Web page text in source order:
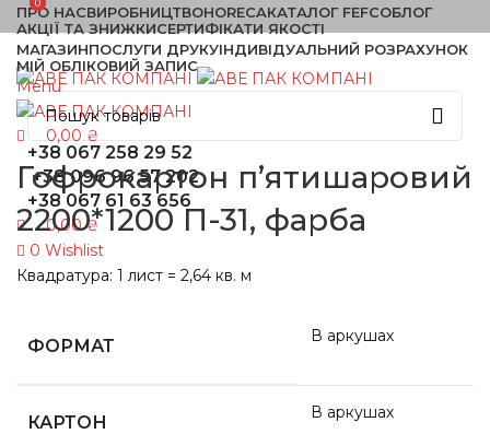
ПРО НАСВИРОБНИЦТВОHORECAКАТАЛОГ FEFCOБЛОГ
АКЦІЇ ТА ЗНИЖКИСЕРТИФІКАТИ ЯКОСТІ
МАГАЗИНПОСЛУГИ ДРУКУІНДИВІДУАЛЬНИЙ РОЗРАХУНОК
МІЙ ОБЛІКОВИЙ ЗАПИС
Menu
0
0,00₴
+38 067 258 29 52
+38 096 96 57 202
+38 067 61 63 656
0
0,00₴
0 Wishlist
Гофрокартон п’ятишаровий
2200*1200 П-31, фарба
Квадратура: 1 лист = 2,64 кв. м
ФОРМАТ В аркушах
КАРТОН В аркушах